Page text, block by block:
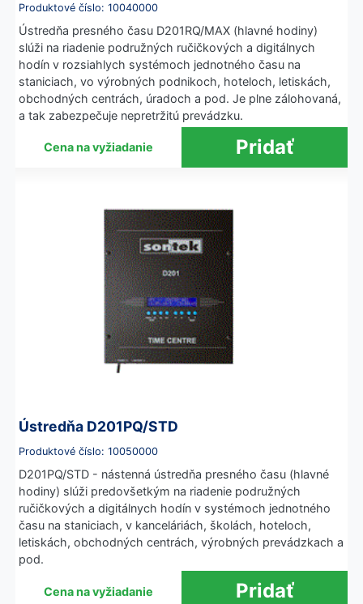
Produktové číslo: 10040000
Ústredňa presného času D201RQ/MAX (hlavné hodiny)
slúži na riadenie podružných ručičkových a digitálnych
hodín v rozsiahlych systémoch jednotného času na
staniciach, vo výrobných podnikoch, hoteloch, letiskách,
obchodných centrách, úradoch a pod. Je plne zálohovaná,
a tak zabezpečuje nepretržitú prevádzku.
Cena na vyžiadanie
Ústredňa D201PQ/STD
Produktové číslo: 10050000
D201PQ/STD - nástenná ústredňa presného času (hlavné
hodiny) slúži predovšetkým na riadenie podružných
ručičkových a digitálnych hodín v systémoch jednotného
času na staniciach, v kanceláriách, školách, hoteloch,
letiskách, obchodných centrách, výrobných prevádzkach a
pod.
Cena na vyžiadanie